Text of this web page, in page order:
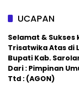
UCAPAN
Selamat & Sukses
Trisatwika Atas di
Bupati Kab.
Dari : Pimpinan
Ttd : (AGON)